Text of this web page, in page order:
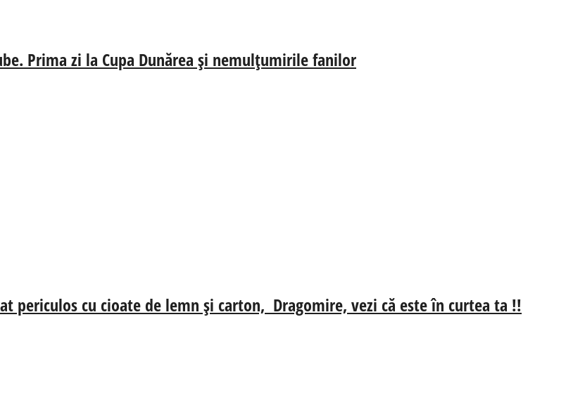
Prima zi la Cupa Dunărea și nemulțumirile fanilor
periculos cu cioate de lemn și carton, Dragomire, vezi că este în curtea ta !!